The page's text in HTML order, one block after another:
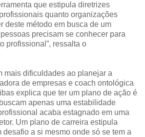
que estipula diretrizes
quanto organizações
deste método em busca de um
precisam se conhecer para
profissional”, ressalta o
mais dificuldades ao planejar a
de empresas e coach ontológica
explica que ter um plano de ação é
apenas uma estabilidade
acaba estagnado em uma
Um plano de carreira estipula
desafio a si mesmo onde só se tem a